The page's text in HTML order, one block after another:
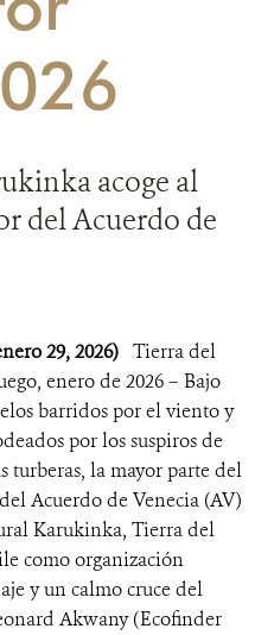
acoge al
del Acuerdo de
29, 2026) Tierra del
enero de 2026 – Bajo
barridos por el viento y
por los suspiros de
turberas, la mayor parte del
Acuerdo de Venecia (AV)
Karukinka, Tierra del
como organización
y un calmo cruce del
Akwany (Ecofinder